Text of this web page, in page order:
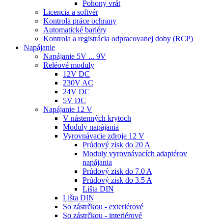
Pohony vrát
Licencia a softvér
Kontrola práce ochrany
Automatické bariéry
Kontrola a registrácia odpracovanej doby (RCP)
Napájanie
Napájanie 5V ... 9V
Reléové moduly
12V DC
230V AC
24V DC
5V DC
Napájanie 12 V
V nástenných krytoch
Moduly napájania
Vyrovnávacie zdroje 12 V
Prúdový zisk do 20 A
Moduly vyrovnávacích adaptérov
napájania
Prúdový zisk do 7.0 A
Prúdový zisk do 3.5 A
Lišta DIN
Lišta DIN
So zástrčkou - exteriérové
So zástrčkou - interiérové